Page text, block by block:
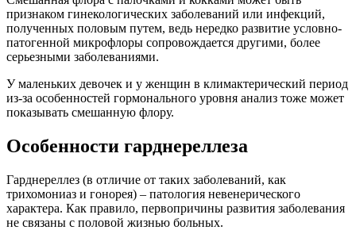
признаком гинекологических заболеваний или инфекций,
полученных половым путем, ведь нередко развитие условно-
патогенной микрофлоры сопровождается другими, более
серьезными заболеваниями.
У маленьких девочек и у женщин в климактерический период
из-за особенностей гормонального уровня анализ тоже может
показывать смешанную флору.
Особенности гарднереллеза
Гарднереллез (в отличие от таких заболеваний, как
трихомониаз и гонорея) – патология невенерического
характера. Как правило, первопричины развития заболевания
не связаны с половой жизнью больных.